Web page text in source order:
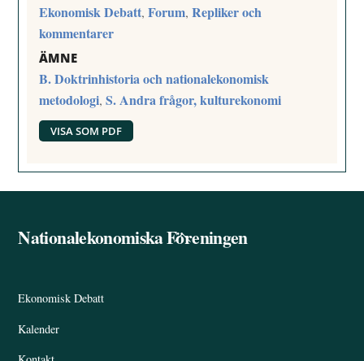
Ekonomisk Debatt,Forum,Repliker och
kommentarer
ÄMNE
B. Doktrinhistoria och nationalekonomisk
metodologi,S. Andra frågor, kulturekonomi
VISA SOM PDF
Back
Nationalekonomiska Föreningen
Ekonomisk Debatt
Kalender